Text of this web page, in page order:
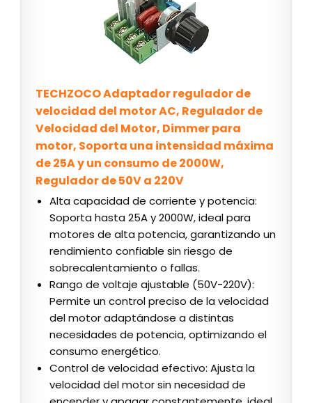
TECHZOCO Adaptador regulador de
velocidad del motor AC, Regulador de
Velocidad del Motor, Dimmer para
motor, Soporta una intensidad máxima
de 25A y un consumo de 2000W,
Regulador de 50V a 220V
Alta capacidad de corriente y potencia:
Soporta hasta 25A y 2000W, ideal para
motores de alta potencia, garantizando un
rendimiento confiable sin riesgo de
sobrecalentamiento o fallas.
Rango de voltaje ajustable (50V-220V):
Permite un control preciso de la velocidad
del motor adaptándose a distintas
necesidades de potencia, optimizando el
consumo energético.
Control de velocidad efectivo: Ajusta la
velocidad del motor sin necesidad de